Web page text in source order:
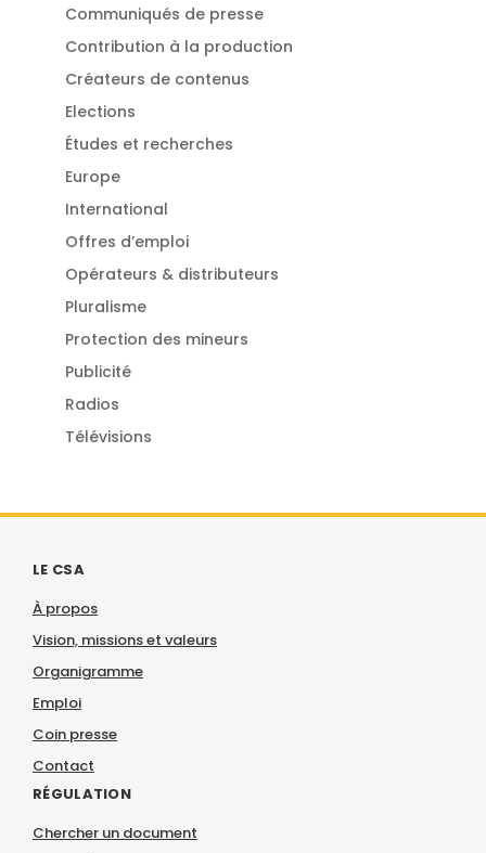
Communiqués de presse
Contribution à la production
Créateurs de contenus
Elections
Études et recherches
Europe
International
Offres d’emploi
Opérateurs & distributeurs
Pluralisme
Protection des mineurs
Publicité
Radios
Télévisions
LE CSA
À propos
Vision, missions et valeurs
Organigramme
Emploi
Coin presse
Contact
RÉGULATION
Chercher un document